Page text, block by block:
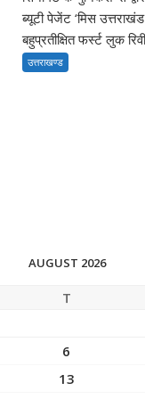
ब्यूटी पेजेंट ‘मिस
बहुप्रतीक्षित फर्स्ट लुक
उत्तराखण्ड
AUGUST 2026
T
6
13